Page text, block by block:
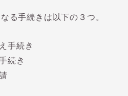
る手続きは以下の３つ。
手続き
続き